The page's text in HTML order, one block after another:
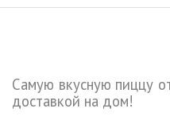
Самую вкусную пиццу
доставкой на дом!